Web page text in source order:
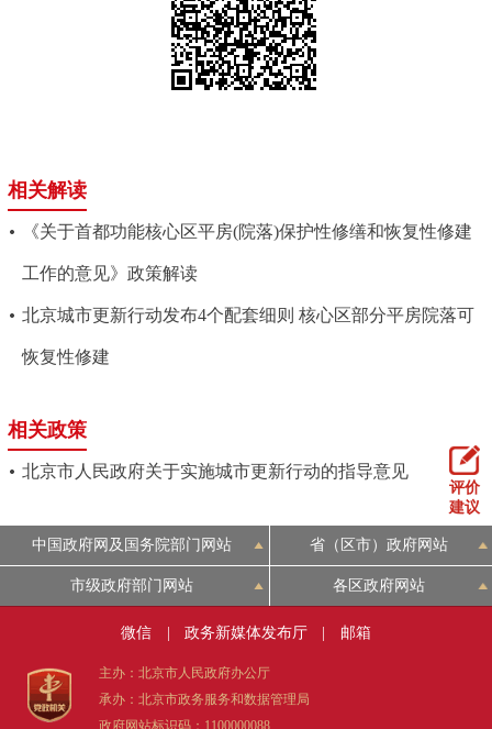
相关解读
《关于首都功能核心区平房(院落)保护性修缮和恢复性修建
工作的意见》政策解读
北京城市更新行动发布4个配套细则 核心区部分平房院落可
恢复性修建
相关政策
北京市人民政府关于实施城市更新行动的指导意见
评价
建议
中国政府网及国务院部门网站 省（区市）政府网站
市级政府部门网站 各区政府网站
微信 政务新媒体发布厅 邮箱
主办：北京市人民政府办公厅
承办：北京市政务服务和数据管理局
政府网站标识码：1100000088